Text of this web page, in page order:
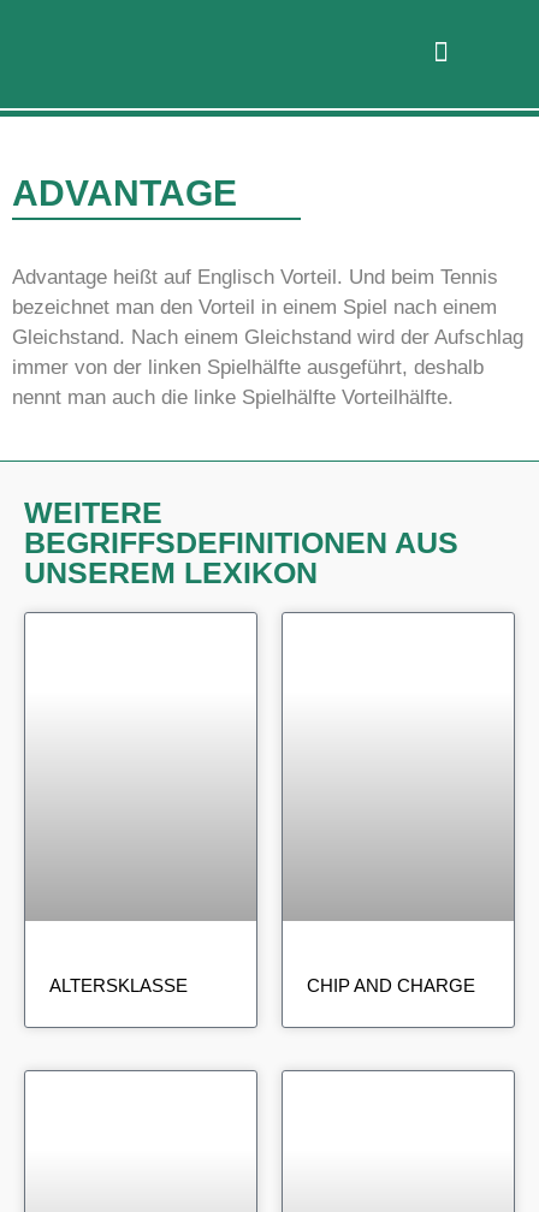
ADVANTAGE
Advantage heißt auf Englisch Vorteil. Und beim Tennis
bezeichnet man den Vorteil in einem Spiel nach einem
Gleichstand. Nach einem Gleichstand wird der Aufschlag
immer von der linken Spielhälfte ausgeführt, deshalb
nennt man auch die linke Spielhälfte Vorteilhälfte.
WEITERE
BEGRIFFSDEFINITIONEN AUS
UNSEREM LEXIKON
ALTERSKLASSE CHIP AND CHARGE